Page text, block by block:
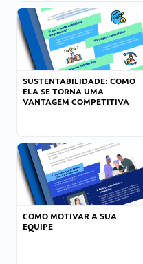
SUSTENTABILIDADE: COMO
ELA SE TORNA UMA
VANTAGEM COMPETITIVA
COMO MOTIVAR A SUA
EQUIPE